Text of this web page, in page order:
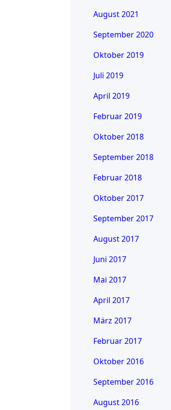
August 2021
September 2020
Oktober 2019
Juli 2019
April 2019
Februar 2019
Oktober 2018
September 2018
Februar 2018
Oktober 2017
September 2017
August 2017
Juni 2017
Mai 2017
April 2017
März 2017
Februar 2017
Oktober 2016
September 2016
August 2016